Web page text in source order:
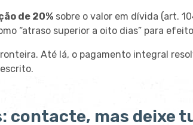
de 20% sobre o valor em dívida (art.
“atraso superior a oito dias” para
Até lá, o pagamento integral
contacte, mas deixe